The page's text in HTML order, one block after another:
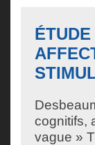
cognitifs,
vague »